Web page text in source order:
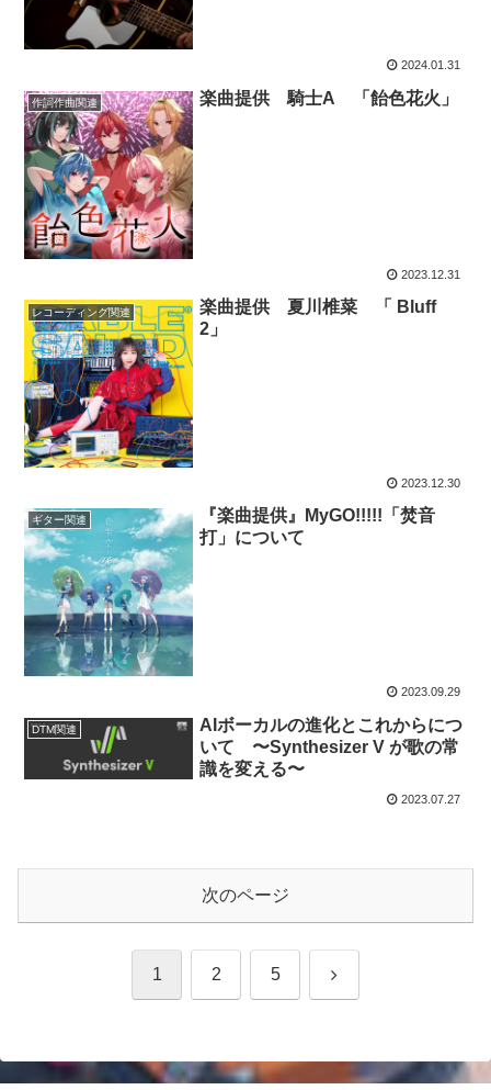
2024.01.31
作詞作曲関連 楽曲提供 騎士A 「飴色花火」
2023.12.31
レコーディング関連
楽曲提供 夏川椎菜 「 Bluff
2」
2023.12.30
ギター関連
『楽曲提供』MyGO!!!!!「焚音
打」について
2023.09.29
DTM関連
AIボーカルの進化とこれからにつ
いて 〜Synthesizer V が歌の常
識を変える〜
2023.07.27
次のページ
1 2 5 次